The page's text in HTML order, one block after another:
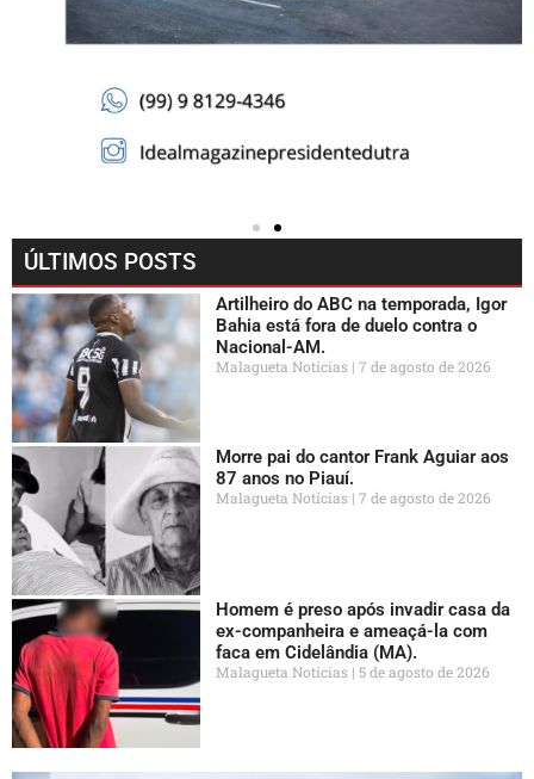
ÚLTIMOS POSTS
Artilheiro do ABC na temporada, Igor
Bahia está fora de duelo contra o
Nacional-AM.
Malagueta Notícias 7 de agosto de 2026
Morre pai do cantor Frank Aguiar aos
87 anos no Piauí.
Malagueta Notícias 7 de agosto de 2026
Homem é preso após invadir casa da
ex-companheira e ameaçá-la com
faca em Cidelândia (MA).
Malagueta Notícias 5 de agosto de 2026